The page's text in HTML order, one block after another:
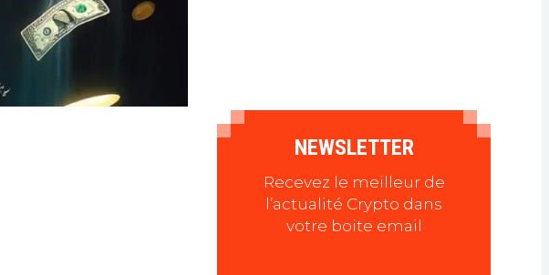
NEWSLETTER
Recevez le meilleur de
l’actualité Crypto dans
votre boite email